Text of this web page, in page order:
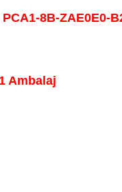
PCA1-8B-ZAE0E0-
Ambalaj